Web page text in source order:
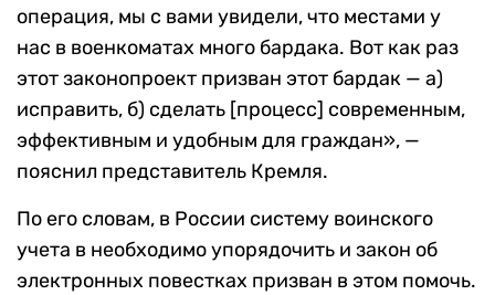
операция, мы с вами увидели, что местами у
нас в военкоматах много бардака. Вот как раз
этот законопроект призван этот бардак — а)
исправить, б) сделать [процесс] современным,
эффективным и удобным для граждан», —
пояснил представитель Кремля.
По его словам, в России систему воинского
учета в необходимо упорядочить и закон об
электронных повестках призван в этом помочь.